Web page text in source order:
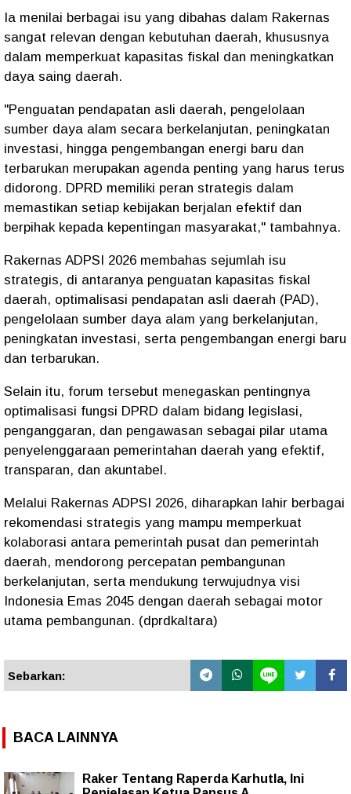
Ia menilai berbagai isu yang dibahas dalam Rakernas
sangat relevan dengan kebutuhan daerah, khususnya
dalam memperkuat kapasitas fiskal dan meningkatkan
daya saing daerah.
"Penguatan pendapatan asli daerah, pengelolaan
sumber daya alam secara berkelanjutan, peningkatan
investasi, hingga pengembangan energi baru dan
terbarukan merupakan agenda penting yang harus terus
didorong. DPRD memiliki peran strategis dalam
memastikan setiap kebijakan berjalan efektif dan
berpihak kepada kepentingan masyarakat," tambahnya.
Rakernas ADPSI 2026 membahas sejumlah isu
strategis, di antaranya penguatan kapasitas fiskal
daerah, optimalisasi pendapatan asli daerah (PAD),
pengelolaan sumber daya alam yang berkelanjutan,
peningkatan investasi, serta pengembangan energi baru
dan terbarukan.
Selain itu, forum tersebut menegaskan pentingnya
optimalisasi fungsi DPRD dalam bidang legislasi,
penganggaran, dan pengawasan sebagai pilar utama
penyelenggaraan pemerintahan daerah yang efektif,
transparan, dan akuntabel.
Melalui Rakernas ADPSI 2026, diharapkan lahir berbagai
rekomendasi strategis yang mampu memperkuat
kolaborasi antara pemerintah pusat dan pemerintah
daerah, mendorong percepatan pembangunan
berkelanjutan, serta mendukung terwujudnya visi
Indonesia Emas 2045 dengan daerah sebagai motor
utama pembangunan. (dprdkaltara)
Sebarkan:
BACA LAINNYA
Raker Tentang Raperda Karhutla, Ini